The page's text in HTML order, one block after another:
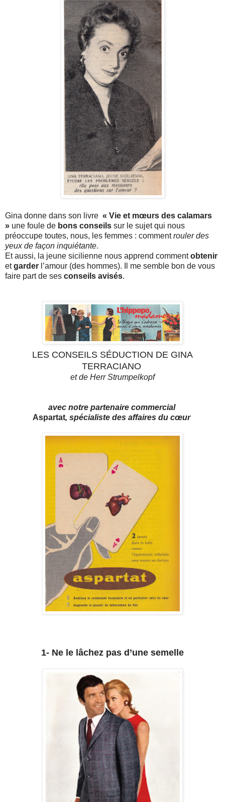
Gina donne dans son livre « Vie et mœurs des calamars
» une foule de bons conseils sur le sujet qui nous
préoccupe toutes, nous, les femmes : commentrouler des
yeux de façon inquiétante.
Et aussi, la jeune sicilienne nous apprend commentobtenir
etgarder l’amour (des hommes). Il me semble bon de vous
faire part de ses conseils avisés.
LES CONSEILS SÉDUCTION DE GINA
TERRACIANO
et de Herr Strumpelkopf
avec notre partenaire commercial
Aspartat, spécialiste des affaires du cœur
1- Ne le lâchez pas d’une semelle